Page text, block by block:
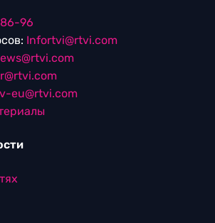
96
Infortvi@rtvi.com
eu@rtvi.com